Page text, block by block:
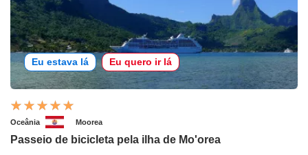
Eu estava lá Eu quero ir lá
Oceânia Moorea
Passeio de bicicleta pela ilha de Mo'orea